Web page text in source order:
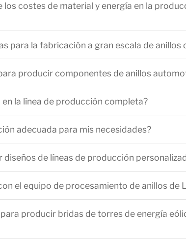
costes de material y energía en la
para la fabricación a gran escala de
producir componentes de anillos
la línea de producción completa?
adecuada para mis necesidades?
de líneas de producción
el equipo de procesamiento de anillos de
producir bridas de torres de energía